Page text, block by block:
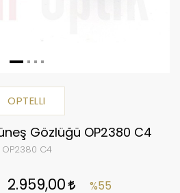
OPTELLI
Gözlüğü OP2380 C4
OP2380 C4
2.959,00 %55